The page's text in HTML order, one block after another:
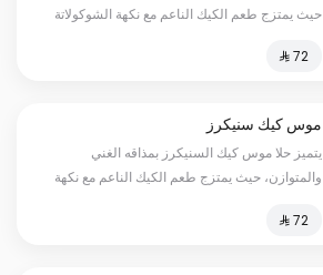
حيث يمتزج طعم الكيك الناعم مع نكهة الشوكولاتة
تنسى السعرات الحرارية:٢٠٠سعره حرارية
⁨⁦‪‬ 72⁩
موس كيك سنيكرز
يتميز حلا موس كيك السنيكرز بمذاقه الغني
والمتوازن، حيث يمتزج طعم الكيك الناعم مع نكهة
حرارية
⁨⁦‪‬ 72⁩